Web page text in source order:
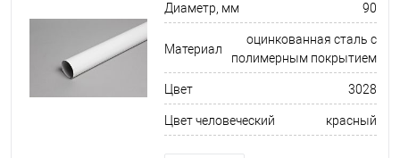
Диаметр, мм 90
Материал
оцинкованная сталь с
полимерным покрытием
Цвет 3028
Цвет человеческий красный